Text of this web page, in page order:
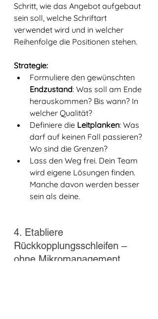
Schritt, wie das Angebot aufgebaut
sein soll, welche Schriftart
verwendet wird und in welcher
Reihenfolge die Positionen stehen.
Strategie:
Formuliere den gewünschten
Endzustand: Was soll am Ende
herauskommen? Bis wann? In
welcher Qualität?
Definiere die Leitplanken: Was
darf auf keinen Fall passieren?
Wo sind die Grenzen?
Lass den Weg frei. Dein Team
wird eigene Lösungen finden.
Manche davon werden besser
sein als deine.
4. Etabliere
Rückkopplungsschleifen –
ohne Mikromanagement